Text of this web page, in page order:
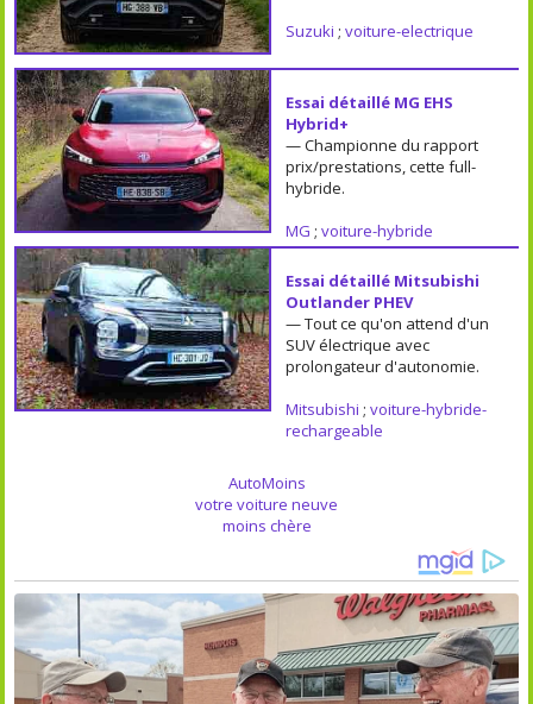
Suzuki ; voiture-electrique
Essai détaillé MG EHS
Hybrid+
— Championne du rapport
prix/prestations, cette full-
hybride.
MG ; voiture-hybride
Essai détaillé Mitsubishi
Outlander PHEV
— Tout ce qu'on attend d'un
SUV électrique avec
prolongateur d'autonomie.
Mitsubishi ; voiture-hybride-
rechargeable
AutoMoins
votre voiture neuve
moins chère